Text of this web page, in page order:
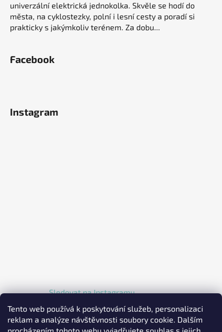
Tento web používá k poskytování služeb, personalizaci
reklam a analýze návštěvnosti soubory cookie. Dalším
univerzální elektrická jednokolka. Skvěle se hodí do
města, na cyklostezky, polní i lesní cesty a poradí si
prakticky s jakýmkoliv terénem. Za dobu...
Facebook
Instagram
Sledovat na Instagramu